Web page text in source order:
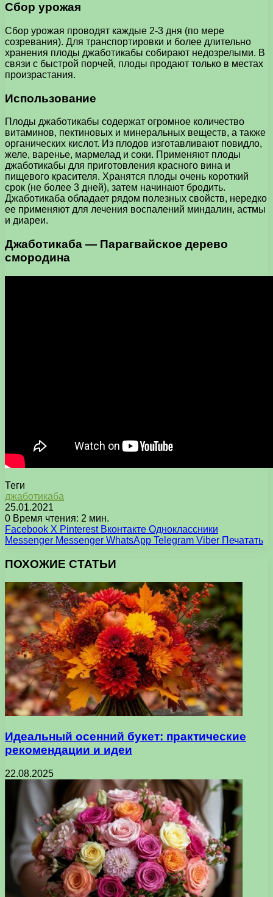
Сбор урожая
Сбор урожая проводят каждые 2-3 дня (по мере
созревания). Для транспортировки и более длительно
хранения плоды джаботикабы собирают недозрелыми. В
связи с быстрой порчей, плоды продают только в местах
произрастания.
Использование
Плоды джаботикабы содержат огромное количество
витаминов, пектиновых и минеральных веществ, а также
органических кислот. Из плодов изготавливают повидло,
желе, варенье, мармелад и соки. Применяют плоды
джаботикабы для приготовления красного вина и
пищевого красителя. Хранятся плоды очень короткий
срок (не более 3 дней), затем начинают бродить.
Джаботикаба обладает рядом полезных свойств, нередко
ее применяют для лечения воспалений миндалин, астмы
и диареи.
Джаботикаба — Парагвайское дерево
смородина
Теги
джаботикаба
25.01.2021
0 Время чтения: 2 мин.
Facebook X Pinterest Вконтакте Одноклассники
Messenger Messenger WhatsApp Telegram Viber Печатать
ПОХОЖИЕ СТАТЬИ
Идеальный осенний букет: практические
рекомендации и идеи
22.08.2025